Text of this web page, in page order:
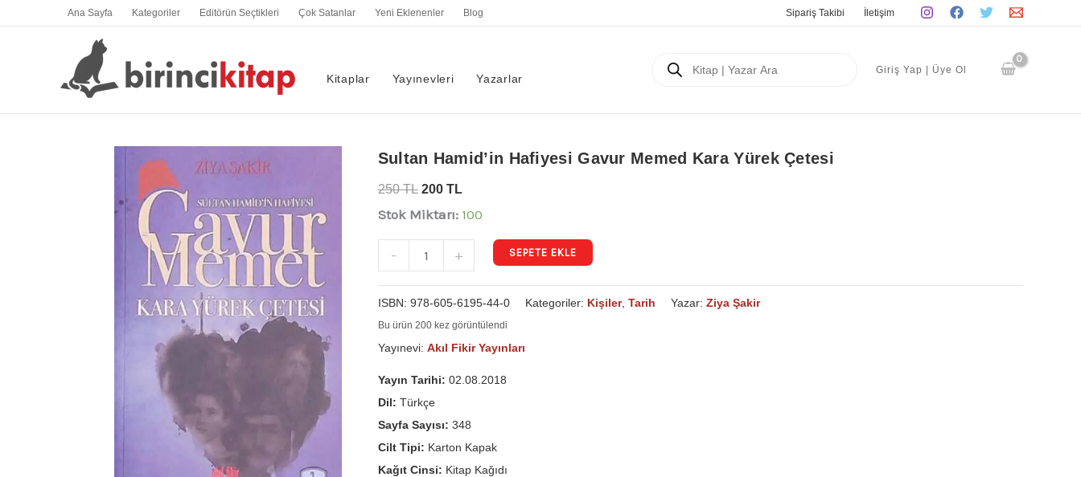
Ana Sayfa Kategoriler Editörün Seçtikleri Çok Satanlar Yeni Eklenenler Blog Sipariş Takibi İletişim
Kitaplar Yayınevleri Yazarlar
search
Giriş Yap | Üye Ol
Sultan Hamid’in Hafiyesi Gavur Memed Kara Yürek Çetesi
250TL 200 TL
Stok Miktarı: 100
-
Sultan
Gavur
Kara
+ SEPETE EKLE
ISBN: 978-605-6195-44-0 Kategoriler: Kişiler, Tarih Yazar: Ziya Şakir
Bu ürün 200 kez görüntülendi
Yayınevi: Akıl Fikir Yayınları
Yayın Tarihi: 02.08.2018
Dil: Türkçe
Sayfa Sayısı: 348
Cilt Tipi: Karton Kapak
Kağıt Cinsi: Kitap Kağıdı